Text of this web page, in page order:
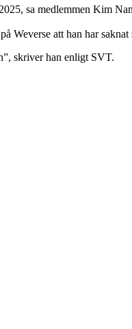
sa medlemmen Kim
Weverse att han har saknat
skriver han enligt SVT.